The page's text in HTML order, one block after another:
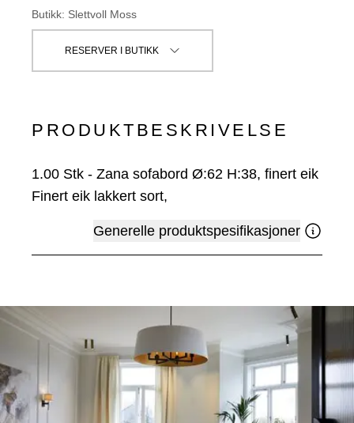
Butikk: Slettvoll Moss
RESERVER I BUTIKK
PRODUKTBESKRIVELSE
1.00 Stk - Zana sofabord Ø:62 H:38, finert eik
Finert eik lakkert sort,
Generelle produktspesifikasjoner